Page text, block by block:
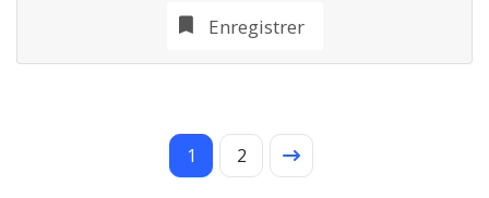
Enregistrer
1 2